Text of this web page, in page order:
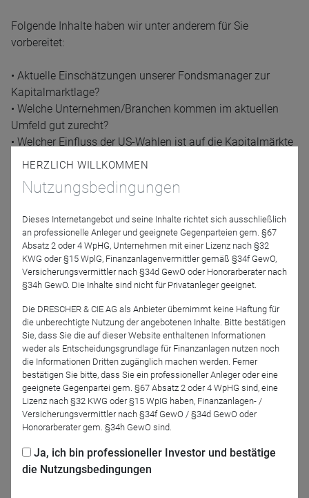
Folgende Inhalte haben wir unter anderem für Sie
vorbereitet:
• Aktuelle Einschätzungen unserer Fondsmanager zur
Kapitalmarktlage?
• Welche Unternehmen/Branchen kommen im aktuellen
Umfeld gut zurecht?
• Welcher Einfluss der US-Wahlen ist auf die Kapitalmärkte
zu erwarten?
• Wie steht es um die gestartete Dynamik bei europäischen
• Welche langfristigen Effekte haben Aktienrückkäufe und
Dividendenzahlungen?
Zum Ende unserer Konferenz stehen Ihnen unsere
Referenten wie gewohnt für eine Frage-Antwort-Runde
Verfügung. Seien Sie Teil unseres LOYS-
Fondsmanagerdialogs und nutzen Sie die Gelegenheit, Ihr
Verständnis für die Dynamik der Finanzmärkte zu vertiefen.
Wir freuen uns auf Ihre Teilnahme!
Referenten
Dr. Christoph Bruns
LOYS AG
Markus Herrmann
LOYS AG
HERZLICH WILLKOMMEN
Nutzungsbedingungen
Dieses Internetangebot und seine Inhalte richtet sich ausschließlich
an professionelle Anleger und geeignete Gegenparteien gem. §67
Absatz 2 oder 4 WpHG, Unternehmen mit einer Lizenz nach §32
KWG oder §15 WplG, Finanzanlagenvermittler gemäß §34f GewO,
Versicherungsvermittler nach §34d GewO oder Honorarberater nach
§34h GewO. Die Inhalte sind nicht für Privatanleger geeignet.
Die DRESCHER & CIE AG als Anbieter übernimmt keine Haftung für
die unberechtigte Nutzung der angebotenen Inhalte. Bitte bestätigen
Sie, dass Sie die auf dieser Website enthaltenen Informationen
weder als Entscheidungsgrundlage für Finanzanlagen nutzen noch
die Informationen Dritten zugänglich machen werden. Ferner
bestätigen Sie bitte, dass Sie ein professioneller Anleger oder eine
geeignete Gegenpartei gem. §67 Absatz 2 oder 4 WpHG sind, eine
Lizenz nach §32 KWG oder §15 WpIG haben, Finanzanlagen- /
Versicherungsvermittler nach §34f GewO / §34d GewO oder
Honorarberater gem. §34h GewO sind.
Ja, ich bin professioneller Investor und bestätige
die Nutzungsbedingungen